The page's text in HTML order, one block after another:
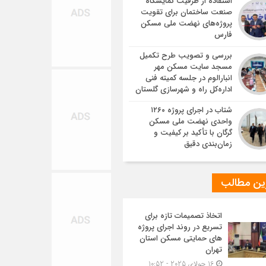
صنعت ساختمان برای تقویت
پروژه‌های نهضت ملی مسکن
فارس
بررسی و تصویب طرح تکمیل
مسجد سایت مسکن مهر
انبارالوم در جلسه کمیته فنی
اداره‌کل راه و شهرسازی گلستان
شتاب در اجرای پروژه ۱۲۶۰
واحدی نهضت ملی مسکن
گرگان با تأکید بر کیفیت و
زمان‌بندی دقیق
مطالب
اتخاذ تصمیمات تازه برای
تسریع در روند اجرای پروژه
های حمایتی مسکن استان
تهران